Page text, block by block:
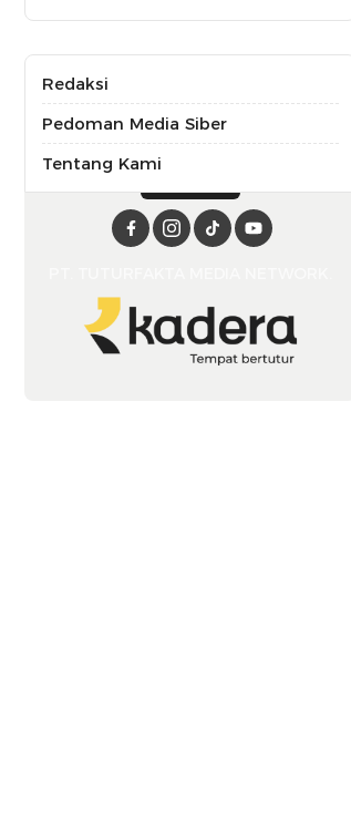
Redaksi
Pedoman Media Siber
Tentang Kami